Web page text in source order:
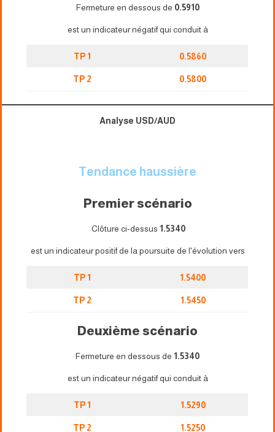
Fermeture en dessous de 0.5910
est un indicateur négatif qui conduit à
TP 1 0.5860
TP 2 0.5800
Analyse USD/AUD
Tendance haussière
Premier scénario
Clôture ci-dessus 1.5340
est un indicateur positif de la poursuite de l'évolution vers
TP 1 1.5400
TP 2 1.5450
Deuxième scénario
Fermeture en dessous de 1.5340
est un indicateur négatif qui conduit à
TP 1 1.5290
TP 2 1.5250